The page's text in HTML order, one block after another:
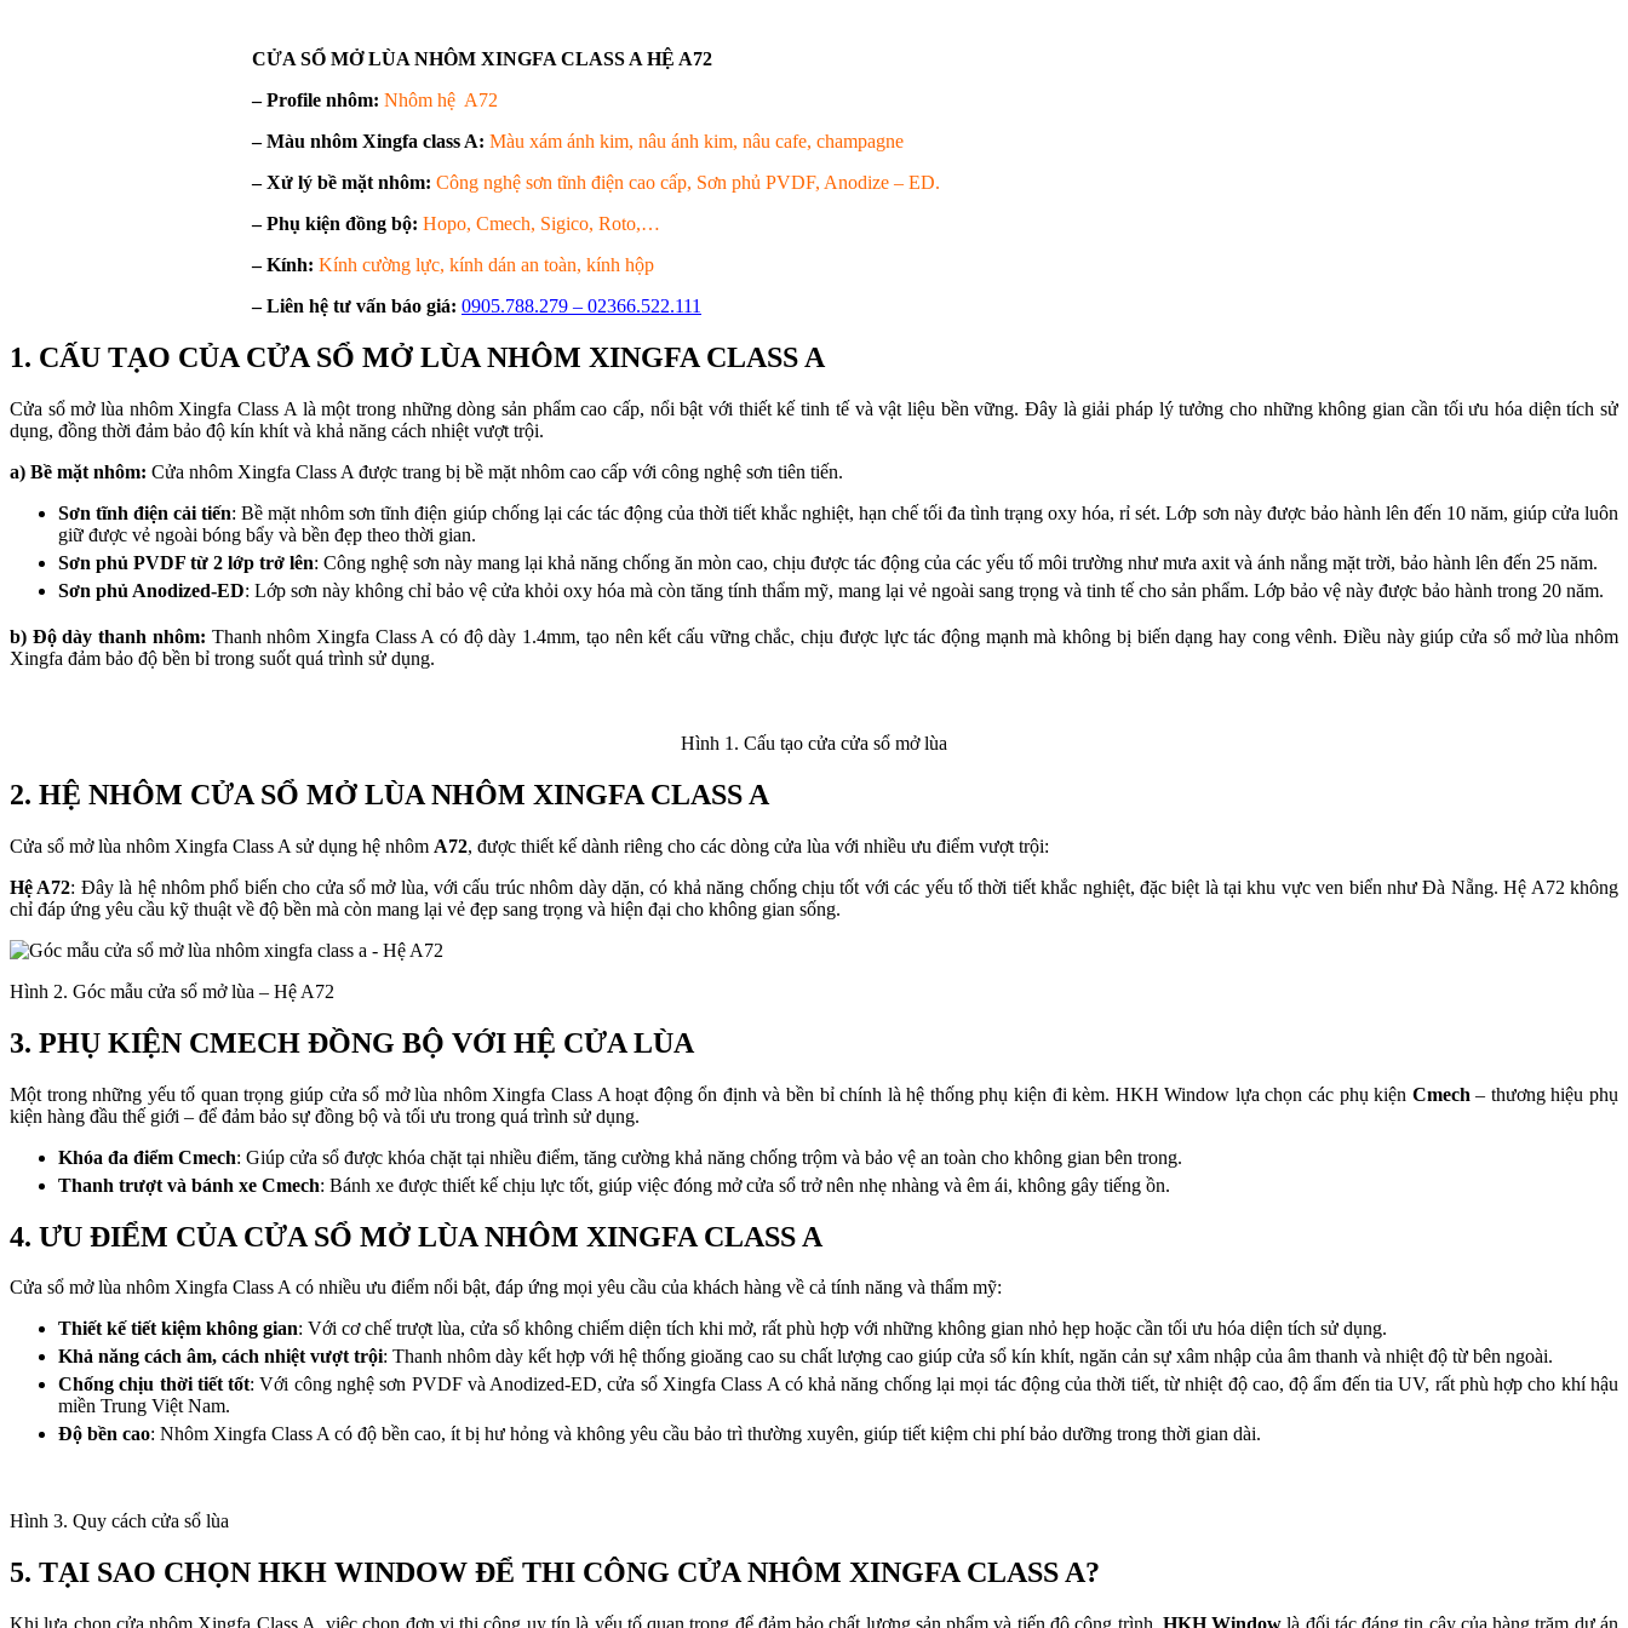
CỬA SỔ MỞ LÙA NHÔM XINGFA CLASS A HỆ A72
– Profile nhôm: Nhôm hệ A72
– Màu nhôm Xingfa class A: Màu xám ánh kim, nâu ánh kim, nâu cafe, champagne
– Xử lý bề mặt nhôm: Công nghệ sơn tĩnh điện cao cấp, Sơn phủ PVDF, Anodize – ED.
– Phụ kiện đồng bộ: Hopo, Cmech, Sigico, Roto,…
– Kính: Kính cường lực, kính dán an toàn, kính hộp
– Liên hệ tư vấn báo giá: 0905.788.279 – 02366.522.111
1. CẤU TẠO CỦA CỬA SỔ MỞ LÙA NHÔM XINGFA CLASS A
Cửa sổ mở lùa nhôm Xingfa Class A là một trong những dòng sản phẩm cao cấp, nổi bật với thiết kế tinh tế và vật liệu bền vững. Đây là giải pháp lý tưởng cho những không gian cần tối ưu hóa diện tích sử
dụng, đồng thời đảm bảo độ kín khít và khả năng cách nhiệt vượt trội.
a) Bề mặt nhôm: Cửa nhôm Xingfa Class A được trang bị bề mặt nhôm cao cấp với công nghệ sơn tiên tiến.
Sơn tĩnh điện cải tiến: Bề mặt nhôm sơn tĩnh điện giúp chống lại các tác động của thời tiết khắc nghiệt, hạn chế tối đa tình trạng oxy hóa, rỉ sét. Lớp sơn này được bảo hành lên đến 10 năm, giúp cửa luôn
giữ được vẻ ngoài bóng bẩy và bền đẹp theo thời gian.
Sơn phủ PVDF từ 2 lớp trở lên: Công nghệ sơn này mang lại khả năng chống ăn mòn cao, chịu được tác động của các yếu tố môi trường như mưa axit và ánh nắng mặt trời, bảo hành lên đến 25 năm.
Sơn phủ Anodized-ED: Lớp sơn này không chỉ bảo vệ cửa khỏi oxy hóa mà còn tăng tính thẩm mỹ, mang lại vẻ ngoài sang trọng và tinh tế cho sản phẩm. Lớp bảo vệ này được bảo hành trong 20 năm.
b) Độ dày thanh nhôm: Thanh nhôm Xingfa Class A có độ dày 1.4mm, tạo nên kết cấu vững chắc, chịu được lực tác động mạnh mà không bị biến dạng hay cong vênh. Điều này giúp cửa sổ mở lùa nhôm
Xingfa đảm bảo độ bền bỉ trong suốt quá trình sử dụng.
Hình 1. Cấu tạo cửa cửa sổ mở lùa
2. HỆ NHÔM CỬA SỔ MỞ LÙA NHÔM XINGFA CLASS A
Cửa sổ mở lùa nhôm Xingfa Class A sử dụng hệ nhôm A72, được thiết kế dành riêng cho các dòng cửa lùa với nhiều ưu điểm vượt trội:
Hệ A72: Đây là hệ nhôm phổ biến cho cửa sổ mở lùa, với cấu trúc nhôm dày dặn, có khả năng chống chịu tốt với các yếu tố thời tiết khắc nghiệt, đặc biệt là tại khu vực ven biển như Đà Nẵng. Hệ A72 không
chỉ đáp ứng yêu cầu kỹ thuật về độ bền mà còn mang lại vẻ đẹp sang trọng và hiện đại cho không gian sống.
Hình 2. Góc mẫu cửa sổ mở lùa – Hệ A72
3. PHỤ KIỆN CMECH ĐỒNG BỘ VỚI HỆ CỬA LÙA
Một trong những yếu tố quan trọng giúp cửa sổ mở lùa nhôm Xingfa Class A hoạt động ổn định và bền bỉ chính là hệ thống phụ kiện đi kèm. HKH Window lựa chọn các phụ kiện Cmech – thương hiệu phụ
kiện hàng đầu thế giới – để đảm bảo sự đồng bộ và tối ưu trong quá trình sử dụng.
Khóa đa điểm Cmech: Giúp cửa sổ được khóa chặt tại nhiều điểm, tăng cường khả năng chống trộm và bảo vệ an toàn cho không gian bên trong.
Thanh trượt và bánh xe Cmech: Bánh xe được thiết kế chịu lực tốt, giúp việc đóng mở cửa sổ trở nên nhẹ nhàng và êm ái, không gây tiếng ồn.
4. ƯU ĐIỂM CỦA CỬA SỔ MỞ LÙA NHÔM XINGFA CLASS A
Cửa sổ mở lùa nhôm Xingfa Class A có nhiều ưu điểm nổi bật, đáp ứng mọi yêu cầu của khách hàng về cả tính năng và thẩm mỹ:
Thiết kế tiết kiệm không gian: Với cơ chế trượt lùa, cửa sổ không chiếm diện tích khi mở, rất phù hợp với những không gian nhỏ hẹp hoặc cần tối ưu hóa diện tích sử dụng.
Khả năng cách âm, cách nhiệt vượt trội: Thanh nhôm dày kết hợp với hệ thống gioăng cao su chất lượng cao giúp cửa sổ kín khít, ngăn cản sự xâm nhập của âm thanh và nhiệt độ từ bên ngoài.
Chống chịu thời tiết tốt: Với công nghệ sơn PVDF và Anodized-ED, cửa sổ Xingfa Class A có khả năng chống lại mọi tác động của thời tiết, từ nhiệt độ cao, độ ẩm đến tia UV, rất phù hợp cho khí hậu
miền Trung Việt Nam.
Độ bền cao: Nhôm Xingfa Class A có độ bền cao, ít bị hư hỏng và không yêu cầu bảo trì thường xuyên, giúp tiết kiệm chi phí bảo dưỡng trong thời gian dài.
Hình 3. Quy cách cửa sổ lùa
5. TẠI SAO CHỌN HKH WINDOW ĐỂ THI CÔNG CỬA NHÔM XINGFA CLASS A?